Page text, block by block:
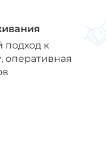
к
оперативная